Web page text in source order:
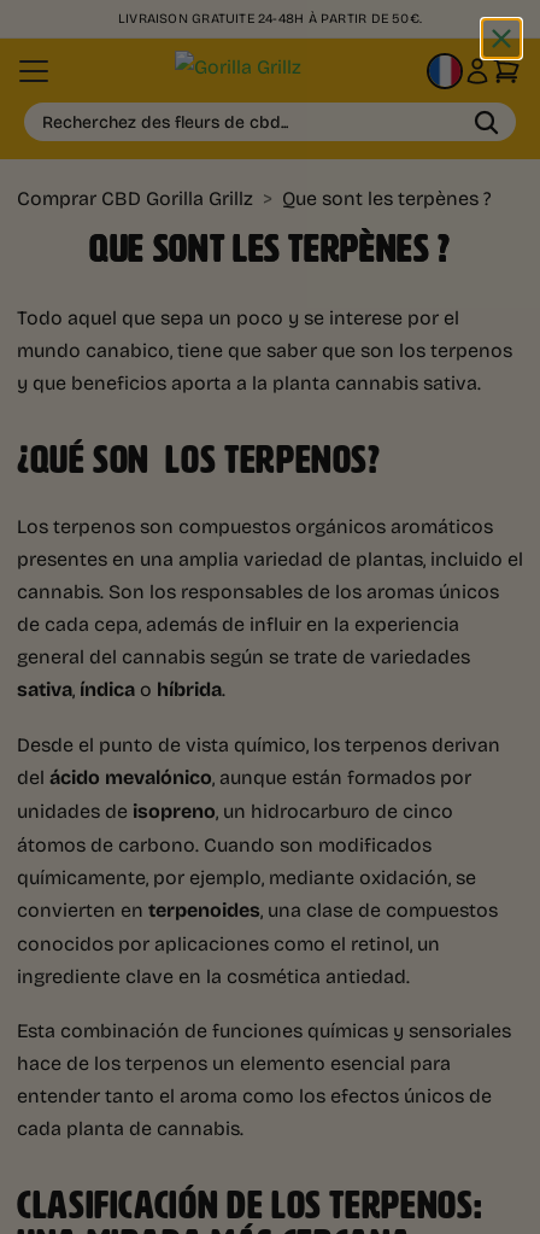
LIVRAISON GRATUITE 24-48H À PARTIR DE 50€.
FR
Recherchez des fleurs de cbd...
Comprar CBD Gorilla Grillz > Que sont les terpènes ?
QUE SONT LES TERPÈNES ?
Todo aquel que sepa un poco y se interese por el
mundo canabico, tiene que saber que son los terpenos
y que beneficios aporta a la planta cannabis sativa.
¿QUÉ SON LOS TERPENOS?
Los terpenos son compuestos orgánicos aromáticos
presentes en una amplia variedad de plantas, incluido el
cannabis. Son los responsables de los aromas únicos
de cada cepa, además de influir en la experiencia
general del cannabis según se trate de variedades
sativa, índica o híbrida.
Desde el punto de vista químico, los terpenos derivan
del ácido mevalónico, aunque están formados por
unidades de isopreno, un hidrocarburo de cinco
átomos de carbono. Cuando son modificados
químicamente, por ejemplo, mediante oxidación, se
convierten en terpenoides, una clase de compuestos
conocidos por aplicaciones como el retinol, un
ingrediente clave en la cosmética antiedad.
Esta combinación de funciones químicas y sensoriales
hace de los terpenos un elemento esencial para
entender tanto el aroma como los efectos únicos de
cada planta de cannabis.
CLASIFICACIÓN DE LOS TERPENOS: